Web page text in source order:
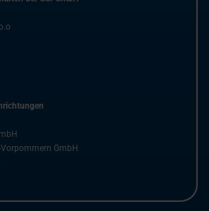
GmbH